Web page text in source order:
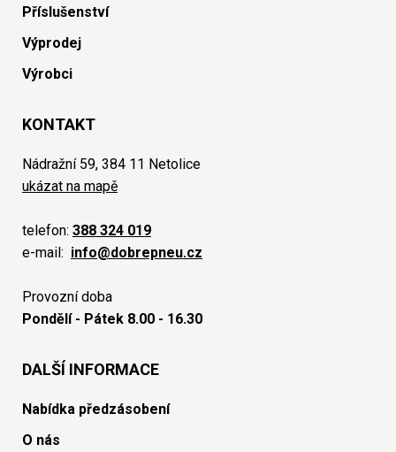
Příslušenství
Výprodej
Výrobci
KONTAKT
Nádražní 59, 384 11 Netolice
ukázat na mapě
telefon: 388 324 019
e-mail: info@dobrepneu.cz
Provozní doba
Pondělí - Pátek 8.00 - 16.30
DALŠÍ INFORMACE
Nabídka předzásobení
O nás